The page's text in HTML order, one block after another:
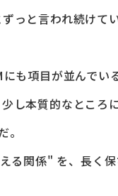
っと言われ続けてい
も項目が並んでいる
し本質的なところ
る関係" を、長く保